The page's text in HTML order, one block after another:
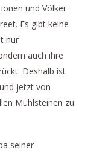
und Völker
Es gibt keine
nur
auch ihre
Deshalb ist
jetzt von
Mühlsteinen zu
seiner